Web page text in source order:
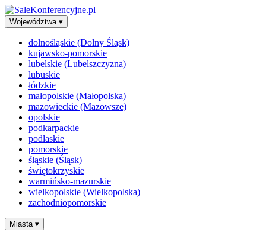
Województwa ▾
dolnośląskie (Dolny Śląsk)
kujawsko-pomorskie
lubelskie (Lubelszczyzna)
lubuskie
łódzkie
małopolskie (Małopolska)
mazowieckie (Mazowsze)
opolskie
podkarpackie
podlaskie
pomorskie
śląskie (Śląsk)
świętokrzyskie
warmińsko-mazurskie
wielkopolskie (Wielkopolska)
zachodniopomorskie
Miasta ▾